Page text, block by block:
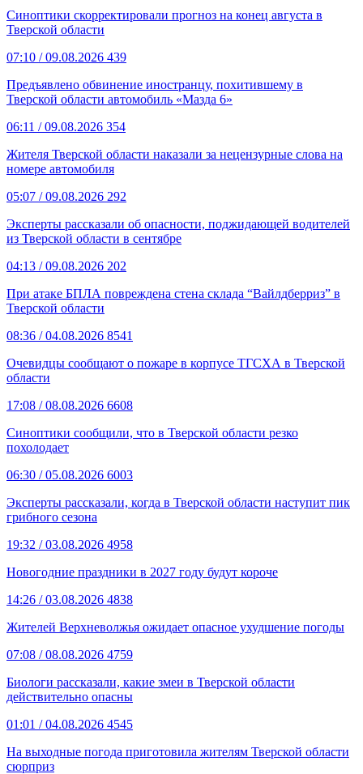
Синоптики скорректировали прогноз на конец августа в
Тверской области
07:10 / 09.08.2026 439
Предъявлено обвинение иностранцу, похитившему в
Тверской области автомобиль «Мазда 6»
06:11 / 09.08.2026 354
Жителя Тверской области наказали за нецензурные слова на
номере автомобиля
05:07 / 09.08.2026 292
Эксперты рассказали об опасности, поджидающей водителей
из Тверской области в сентябре
04:13 / 09.08.2026 202
При атаке БПЛА повреждена стена склада “Вайлдберриз” в
Тверской области
08:36 / 04.08.2026 8541
Очевидцы сообщают о пожаре в корпусе ТГСХА в Тверской
области
17:08 / 08.08.2026 6608
Синоптики сообщили, что в Тверской области резко
похолодает
06:30 / 05.08.2026 6003
Эксперты рассказали, когда в Тверской области наступит пик
грибного сезона
19:32 / 03.08.2026 4958
Новогодние праздники в 2027 году будут короче
14:26 / 03.08.2026 4838
Жителей Верхневолжья ожидает опасное ухудшение погоды
07:08 / 08.08.2026 4759
Биологи рассказали, какие змеи в Тверской области
действительно опасны
01:01 / 04.08.2026 4545
На выходные погода приготовила жителям Тверской области
сюрприз